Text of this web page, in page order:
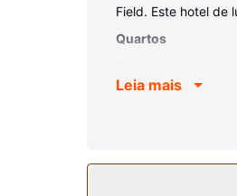
Field. Este hotel de
Quartos
Ao final do dia,
banquetes. É fácil
Leia mais